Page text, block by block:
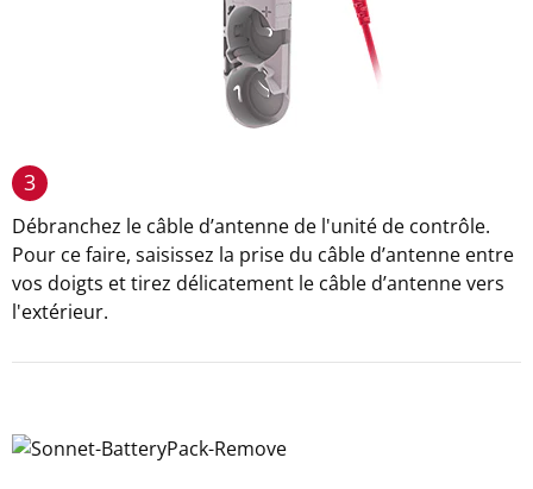
3
Débranchez le câble d’antenne de l'unité de contrôle.
Pour ce faire, saisissez la prise du câble d’antenne entre
vos doigts et tirez délicatement le câble d’antenne vers
l'extérieur.